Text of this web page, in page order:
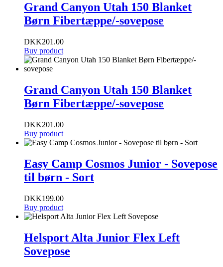
Grand Canyon Utah 150 Blanket
Børn Fibertæppe/-sovepose
DKK201.00
Buy product
Grand Canyon Utah 150 Blanket
Børn Fibertæppe/-sovepose
DKK201.00
Buy product
Easy Camp Cosmos Junior - Sovepose
til børn - Sort
DKK199.00
Buy product
Helsport Alta Junior Flex Left
Sovepose